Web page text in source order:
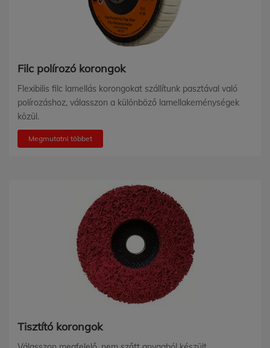
Filc polírozó korongok
Flexibilis filc lamellás korongokat szállítunk pasztával való
polírozáshoz, válasszon a különböző lamellakeménységek
közül.
Megmutatni többet
Tisztító korongok